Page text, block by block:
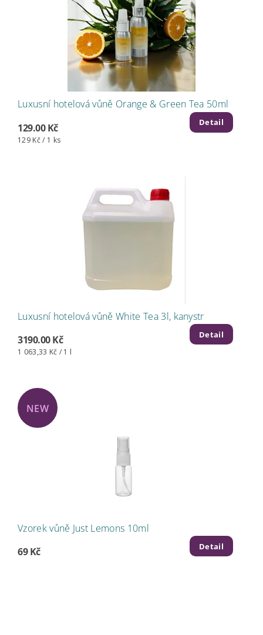
Luxusní hotelová vůně Orange & Green Tea 50ml
129.00 Kč
129 Kč / 1 ks
Detail
Luxusní hotelová vůně White Tea 3l, kanystr
3190.00 Kč
1 063,33 Kč / 1 l
Detail
NEW
Vzorek vůně Just Lemons 10ml
69 Kč
Detail